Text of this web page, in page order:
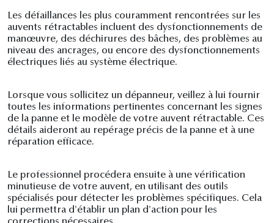
Les défaillances les plus couramment rencontrées sur les
auvents rétractables incluent des dysfonctionnements de
manœuvre, des déchirures des bâches, des problèmes au
niveau des ancrages, ou encore des dysfonctionnements
électriques liés au système électrique.
Lorsque vous sollicitez un dépanneur, veillez à lui fournir
toutes les informations pertinentes concernant les signes
de la panne et le modèle de votre auvent rétractable. Ces
détails aideront au repérage précis de la panne et à une
réparation efficace.
Le professionnel procédera ensuite à une vérification
minutieuse de votre auvent, en utilisant des outils
spécialisés pour détecter les problèmes spécifiques. Cela
lui permettra d'établir un plan d'action pour les